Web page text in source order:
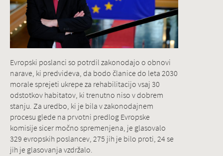
Evropski poslanci so potrdil zakonodajo o obnovi
narave, ki predvideva, da bodo članice do leta 2030
morale sprejeti ukrepe za rehabilitacijo vsaj 30
odstotkov habitatov, ki trenutno niso v dobrem
stanju. Za uredbo, ki je bila v zakonodajnem
procesu glede na prvotni predlog Evropske
komisije sicer močno spremenjena, je glasovalo
329 evropskih poslancev, 275 jih je bilo proti, 24 se
jih je glasovanja vzdržalo.